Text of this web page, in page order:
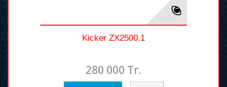
Kicker ZX2500.1
280 000 Тг.